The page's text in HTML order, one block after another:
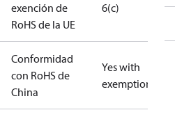
exención de
RoHS de la UE
6(c)
Conformidad
con RoHS de
China
Yes with
exemptions